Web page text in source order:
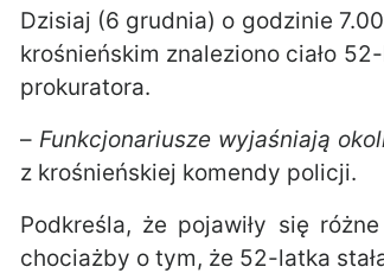
Dzisiaj (6 grudnia) o godzinie
krośnieńskim znaleziono ciało
prokuratora.
–Funkcjonariusze wyjaśniają
z krośnieńskiej komendy policji.
Podkreśla, że pojawiły się
chociażby o tym, że 52-latka